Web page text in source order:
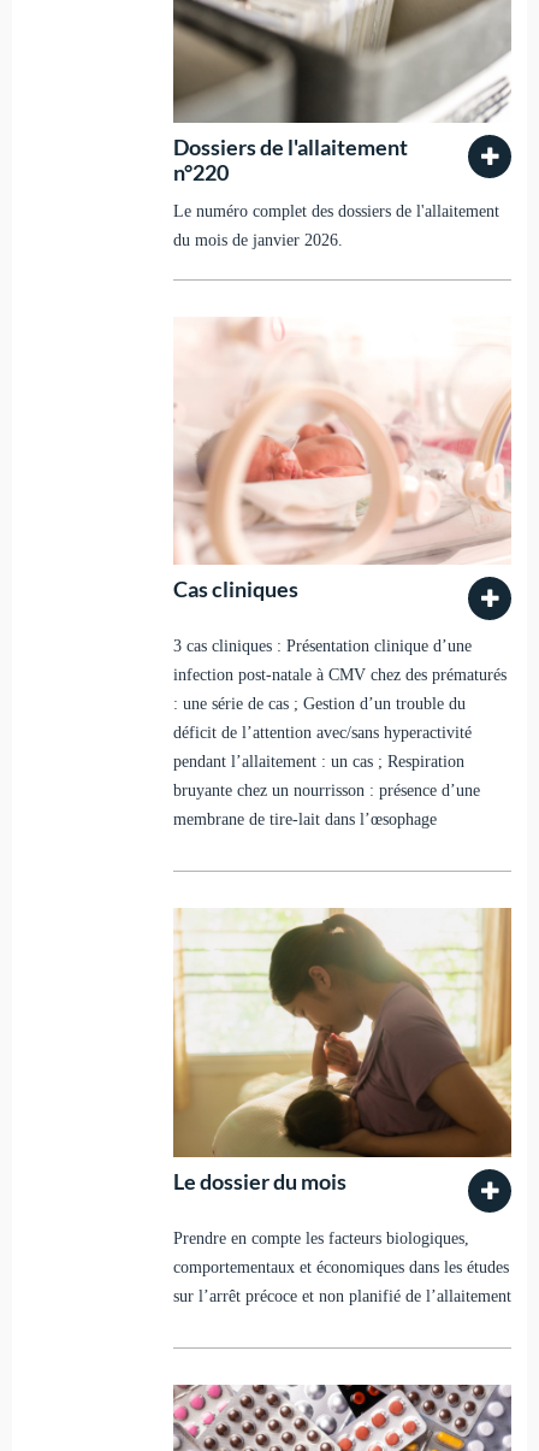
Dossiers de l'allaitement
n°220
Le numéro complet des dossiers de l'allaitement
du mois de janvier 2026.
Cas cliniques
3 cas cliniques : Présentation clinique d’une
infection post-natale à CMV chez des prématurés
: une série de cas ; Gestion d’un trouble du
déficit de l’attention avec/sans hyperactivité
pendant l’allaitement : un cas ; Respiration
bruyante chez un nourrisson : présence d’une
membrane de tire-lait dans l’œsophage
Le dossier du mois
Prendre en compte les facteurs biologiques,
comportementaux et économiques dans les études
sur l’arrêt précoce et non planifié de l’allaitement